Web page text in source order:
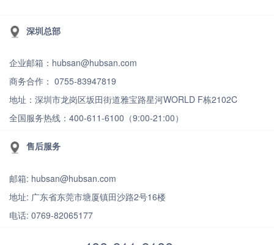
深圳总部
企业邮箱：hubsan@hubsan.com
商务合作： 0755-83947819
地址：深圳市龙岗区坂田街道雅宝路星河WORLD F栋2102C
全国服务热线：400-611-6100（9:00-21:00）
售后服务
邮箱: hubsan@hubsan.com
地址: 广东省东莞市塘厦镇田沙路2号16楼
电话: 0769-82065177